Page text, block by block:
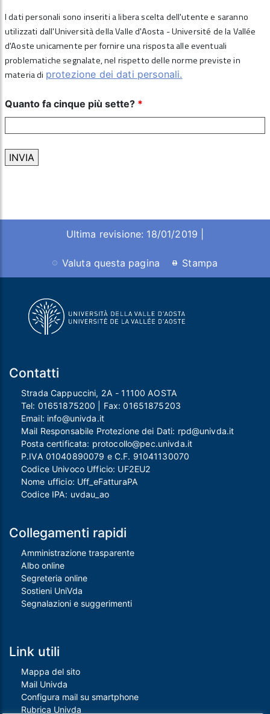
I dati personali sono inseriti a libera scelta dell'utente e saranno
utilizzati dall'Università della Valle d'Aosta - Université de la Vallée
d'Aoste unicamente per fornire una risposta alle eventuali
problematiche segnalate, nel rispetto delle norme previste in
materia di protezione dei dati personali.
Quanto fa cinque più sette? *
Ultima revisione: 18/01/2019 |
Valuta questa pagina Stampa
Contatti
Strada Cappuccini, 2A - 11100 AOSTA
Tel: 01651875200 | Fax:01651875203
Email: info@univda.it
Mail Responsabile Protezione dei Dati: rpd@univda.it
Posta certificata: protocollo@pec.univda.it
P.IVA 01040890079 e C.F. 91041130070
Codice Univoco Ufficio: UF2EU2
Nome ufficio: Uff_eFatturaPA
Codice IPA: uvdau_ao
Collegamenti rapidi
Amministrazione trasparente
Albo online
Segreteria online
Sostieni UniVda
Segnalazioni e suggerimenti
Link utili
Mappa del sito
Mail Univda
Configura mail su smartphone
Rubrica Univda